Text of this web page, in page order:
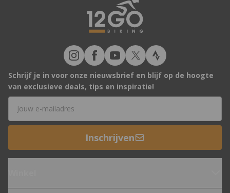
Schrijf je in voor onze nieuwsbrief en blijf op de hoogte
van exclusieve deals, tips en inspiratie!
E-mailadres
Inschrijven